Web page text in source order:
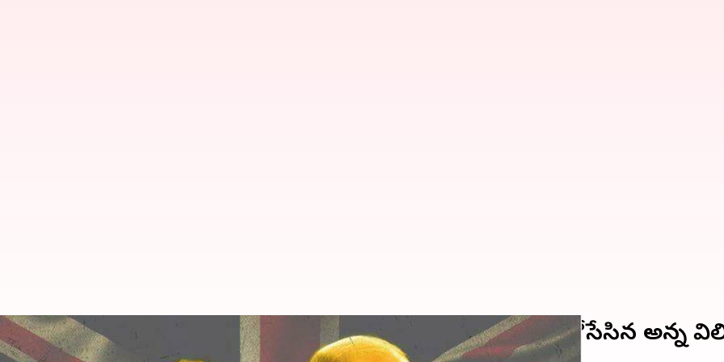
బ్రిటన్ రాజకుటంబంలో రచ్చ: కుక్క తినే ప్లేట్‌పైకి ప్రిన్స్ హ్యారీ ని తోసేసిన అన్న